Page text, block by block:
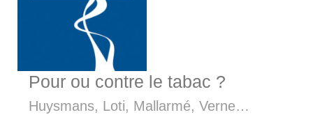
Pour ou contre le tabac ?
Huysmans, Loti, Mallarmé, Verne…